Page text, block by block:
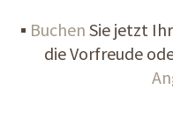
▪ Buchen Sie jetzt
die Vorfreude